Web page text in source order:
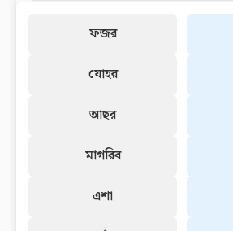
ফজর
যোহর
আছর
মাগরিব
এশা